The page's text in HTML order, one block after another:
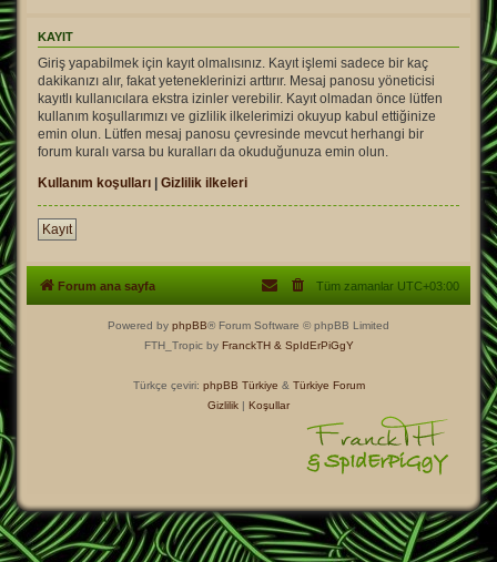
KAYIT
Giriş yapabilmek için kayıt olmalısınız. Kayıt işlemi sadece bir kaç
dakikanızı alır, fakat yeteneklerinizi arttırır. Mesaj panosu yöneticisi
kayıtlı kullanıcılara ekstra izinler verebilir. Kayıt olmadan önce lütfen
kullanım koşullarımızı ve gizlilik ilkelerimizi okuyup kabul ettiğinize
emin olun. Lütfen mesaj panosu çevresinde mevcut herhangi bir
forum kuralı varsa bu kuralları da okuduğunuza emin olun.
Kullanım koşulları | Gizlilik ilkeleri
Kayıt
Forum ana sayfa Tüm zamanlar UTC+03:00
Powered by phpBB® Forum Software © phpBB Limited
FTH_Tropic by FranckTH & SpIdErPiGgY
Türkçe çeviri: phpBB Türkiye & Türkiye Forum
Gizlilik | Koşullar